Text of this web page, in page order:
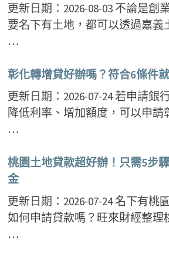
更新日期：2026-08-03 不論是創
要名下有土地，都可以透過嘉義
…
彰化轉增貸好辦嗎？符合6條件
更新日期：2026-07-24 若申請銀
降低利率、增加額度，可以申請
…
桃園土地貸款超好辦！只需5步
金
更新日期：2026-07-24 名下有桃
如何申請貸款嗎？旺來財經整理
…